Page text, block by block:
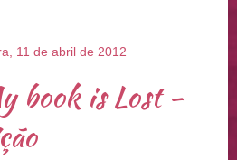
11 de abril de 2012
book is Lost -